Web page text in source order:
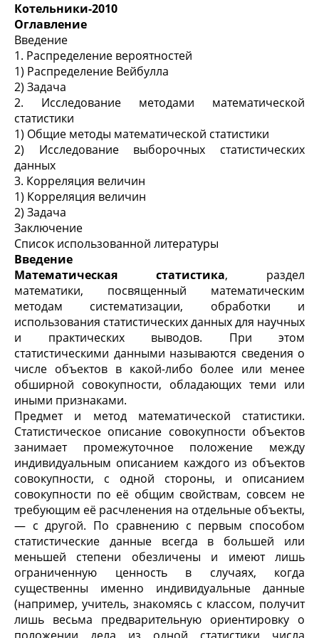
Котельники-2010
Оглавление
Введение
1. Распределение вероятностей
1) Распределение Вейбулла
2) Задача
2. Исследование методами математической
статистики
1) Общие методы математической статистики
2) Исследование выборочных статистических
данных
3. Корреляция величин
1) Корреляция величин
2) Задача
Заключение
Список использованной литературы
Введение
Математическая статистика, раздел
математики, посвященный математическим
методам систематизации, обработки и
использования статистических данных для научных
и практических выводов. При этом
статистическими данными называются сведения о
числе объектов в какой-либо более или менее
обширной совокупности, обладающих теми или
иными признаками.
Предмет и метод математической статистики.
Статистическое описание совокупности объектов
занимает промежуточное положение между
индивидуальным описанием каждого из объектов
совокупности, с одной стороны, и описанием
совокупности по её общим свойствам, совсем не
требующим её расчленения на отдельные объекты,
— с другой. По сравнению с первым способом
статистические данные всегда в большей или
меньшей степени обезличены и имеют лишь
ограниченную ценность в случаях, когда
существенны именно индивидуальные данные
(например, учитель, знакомясь с классом, получит
лишь весьма предварительную ориентировку о